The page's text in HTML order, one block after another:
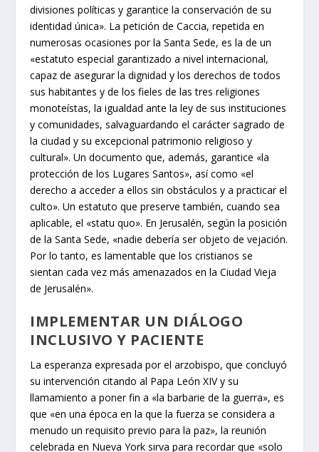
divisiones políticas y garantice la conservación de su
identidad única». La petición de Caccia, repetida en
numerosas ocasiones por la Santa Sede, es la de un
«estatuto especial garantizado a nivel internacional,
capaz de asegurar la dignidad y los derechos de todos
sus habitantes y de los fieles de las tres religiones
monoteístas, la igualdad ante la ley de sus instituciones
y comunidades, salvaguardando el carácter sagrado de
la ciudad y su excepcional patrimonio religioso y
cultural». Un documento que, además, garantice «la
protección de los Lugares Santos», así como «el
derecho a acceder a ellos sin obstáculos y a practicar el
culto». Un estatuto que preserve también, cuando sea
aplicable, el «statu quo». En Jerusalén, según la posición
de la Santa Sede, «nadie debería ser objeto de vejación.
Por lo tanto, es lamentable que los cristianos se
sientan cada vez más amenazados en la Ciudad Vieja
de Jerusalén».
IMPLEMENTAR UN DIÁLOGO
INCLUSIVO Y PACIENTE
La esperanza expresada por el arzobispo, que concluyó
su intervención citando al Papa León XIV y su
llamamiento a poner fin a «la barbarie de la guerra», es
que «en una época en la que la fuerza se considera a
menudo un requisito previo para la paz», la reunión
celebrada en Nueva York sirva para recordar que «solo